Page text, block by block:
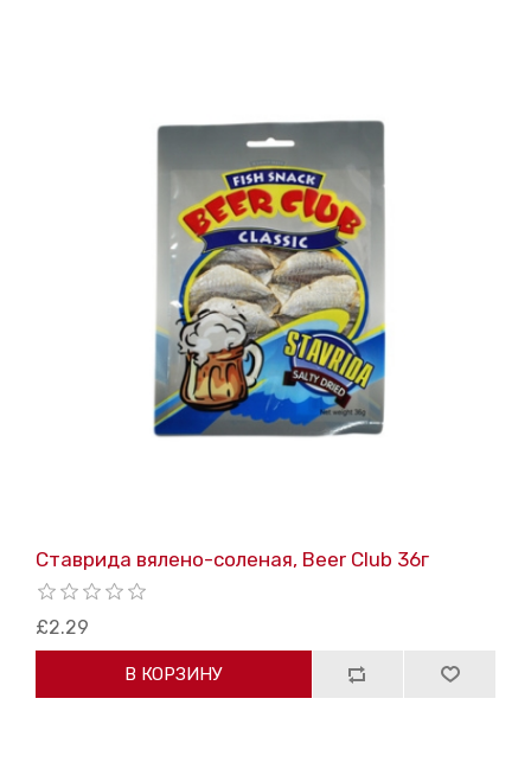
Ставрида вялено-соленая, Beer Club 36г
£2.29
В КОРЗИНУ